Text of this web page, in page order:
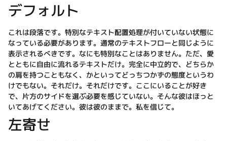
デフォルト
これは段落です。特別なテキスト配置処理が付いていない状態に
なっている必要があります。通常のテキストフローと同じように
表示されるべきです。なにも特別なことはありません。ただ、愛
とともに自由に流れるテキストだけ。完全に中立的で、どちらか
の肩を持つこともなく、かといってどっちつかずの態度というわ
けでもない。それだけ。それだけです。ここにいることが好き
で、片方のサイドを選ぶ必要を感じていない。そんな彼はほっと
いてあげてください。彼は彼のままで。私を信じて。
左寄せ